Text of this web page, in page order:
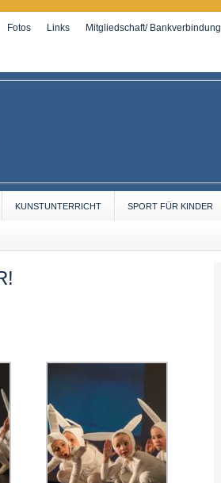
Fotos Links Mitgliedschaft/ Bankverbindung
KUNSTUNTERRICHT SPORT FÜR KINDER